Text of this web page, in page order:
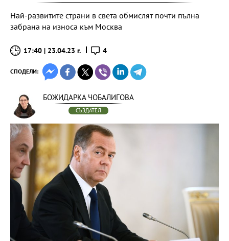
Най-развитите страни в света обмислят почти пълна
забрана на износа към Москва
17:40 | 23.04.23 г. 4
СПОДЕЛИ:
БОЖИДАРКА ЧОБАЛИГОВА
СЪЗДАТЕЛ